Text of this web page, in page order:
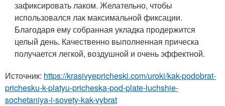
зафиксировать лаком. Желательно, чтобы
использовался лак максимальной фиксации.
Благодаря ему собранная укладка продержится
целый день. Качественно выполненная прическа
получается легкой, воздушной и очень эффектной.
Источник: https://krasivyepricheski.com/uroki/kak-podobrat-
prichesku-k-platyu-pricheska-pod-plate-luchshie-
sochetaniya-i-sovety-kak-vybrat